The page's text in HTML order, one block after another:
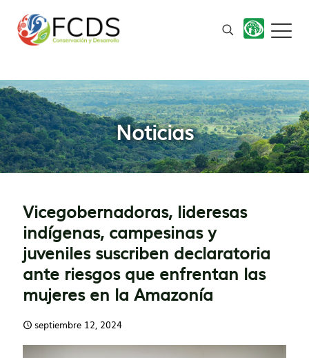
Noticias
Vicegobernadoras, lideresas
indígenas, campesinas y
juveniles suscriben declaratoria
ante riesgos que enfrentan las
mujeres en la Amazonía
septiembre 12, 2024